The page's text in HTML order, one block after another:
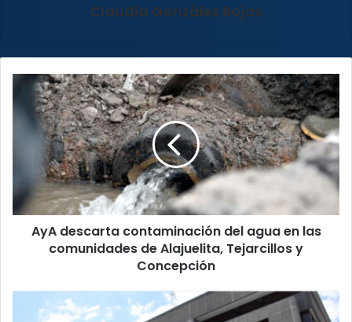
Claudia González Rojas
descarta
contaminación
comunidades
de
Alajuelita,
Tejarcillos
AyA descarta contaminación del agua en las
comunidades de Alajuelita, Tejarcillos y
Concepción